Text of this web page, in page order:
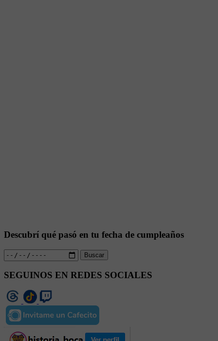
Descubrí qué pasó en tu fecha de cumpleaños
Buscar
SEGUINOS EN REDES SOCIALES